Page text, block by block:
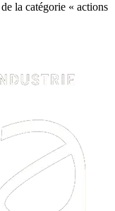
la catégorie « actions